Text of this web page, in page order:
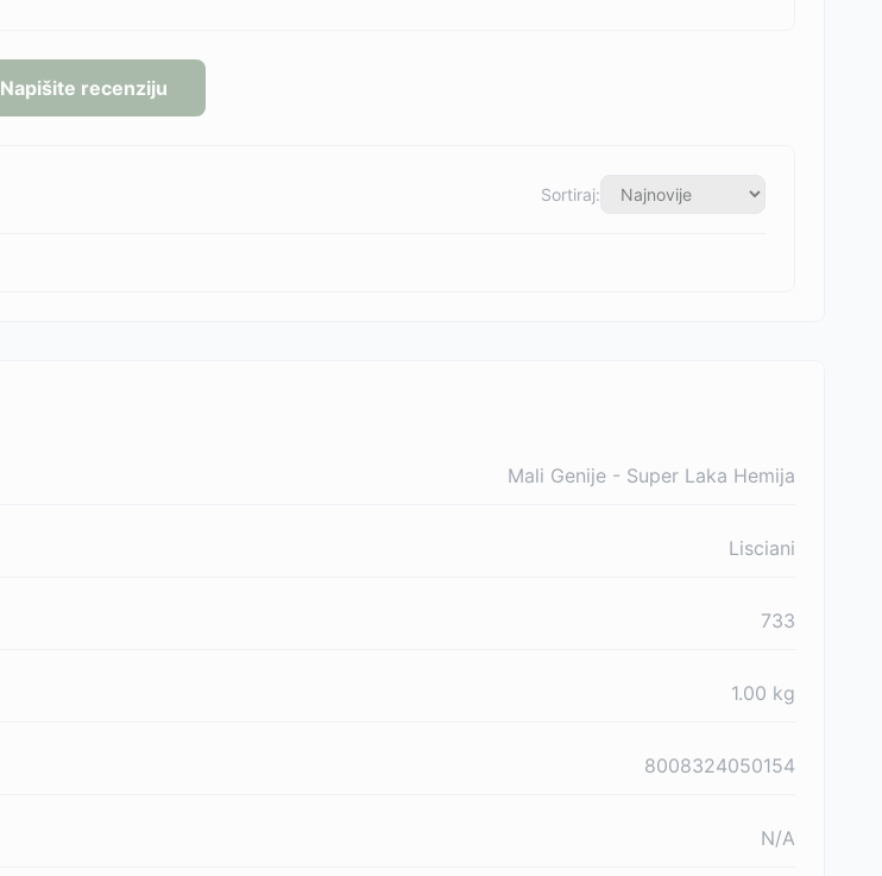
Napišite recenziju
Sortiraj:
Mali Genije - Super Laka Hemija
Lisciani
733
1.00 kg
8008324050154
N/A